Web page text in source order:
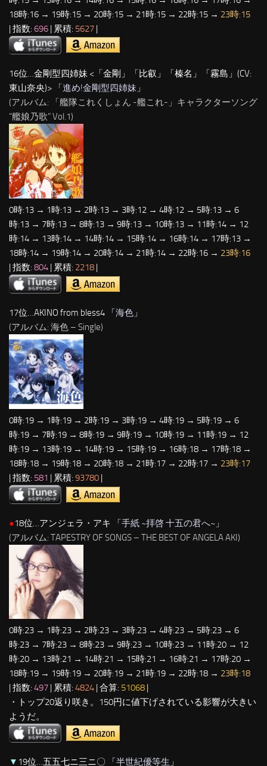
18時:16 → 19時:15 → 20時:15 → 21時:15 → 22時:15 → 23時:15
| 指数: 696 | 累積: 5627 |
16位…金剛型四姉妹 <「金剛」「比叡」「榛名」「霧島」(CV:
東山奈央)> 「 進め!金剛型四姉妹 」
(アルバム: 「艦隊これくしょん -艦これ-」キャラクターソング
“艦娘乃歌” Vol.1)
0時:13 → 1時:13 → 2時:13 → 3時:12 → 4時:12 → 5時:13 → 6
時:13 → 7時:13 → 8時:13 → 9時:13 → 10時:13 → 11時:14 → 12
時:14 → 13時:14 → 14時:14 → 15時:14 → 16時:14 → 17時:13 →
18時:14 → 19時:14 → 20時:14 → 21時:14 → 22時:16 → 23時:16
| 指数: 804 | 累積: 2218
17位…AKINO from bless4 「海色 」
(アルバム: 海色 – Single)
0時:19 → 1時:19 → 2時:19 → 3時:19 → 4時:19 → 5時:19 → 6
時:19 → 7時:19 → 8時:19 → 9時:19 → 10時:19 → 11時:19 → 12
時:19 → 13時:19 → 14時:19 → 15時:19 → 16時:18 → 17時:18 →
18時:18 → 19時:18 → 20時:18 → 21時:17 → 22時:17 → 23時:17
| 指数: 581 | 累積: 93780 |
●18位…アンジェラ・アキ 「手紙 ~拝啓 十五の君へ~ 」
(アルバム: TAPESTRY OF SONGS – THE BEST OF ANGELA AKI)
0時:23 → 1時:23 → 2時:23 → 3時:23 → 4時:23 → 5時:23 → 6
時:23 → 7時:23 → 8時:23 → 9時:23 → 10時:23 → 11時:20 → 12
時:20 → 13時:21 → 14時:21 → 15時:21 → 16時:21 → 17時:20 →
18時:19 → 19時:19 → 20時:19 → 21時:19 → 22時:18 → 23時:18
| 指数: 497 | 累積: 4824 | 合算: 51068 |
・トップ20返り咲き。150円に値下げされている影響が大きい
ようだ。
▼ 19位…五五七ニ三ニ〇 「半世紀優等生 」